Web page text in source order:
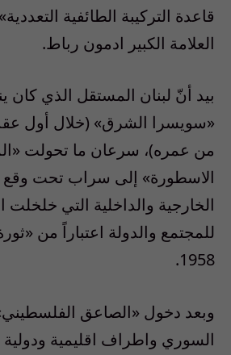
قاعدة التركيبة الطائفية
العلامة الكبير ادمون رباط.
بيد أنّ لبنان المستقل الذي كان
«سويسرا الشرق» (خلال أول
من عمره)، سرعان ما تحولت
الاسطورة» إلى سراب تحت وقع
الخارجية والداخلية التي
للمجتمع والدولة اعتباراً من
1958.
وبعد دخول «الصاعق
السوري واطراف اقليمية